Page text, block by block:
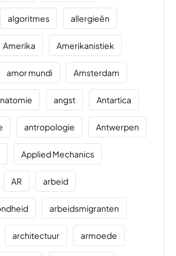
algoritmes allergieën
Amerika Amerikanistiek
amor mundi Amsterdam
angst Antartica
antropologie Antwerpen
Applied Mechanics
AR arbeid
arbeidsmigranten
architectuur armoede